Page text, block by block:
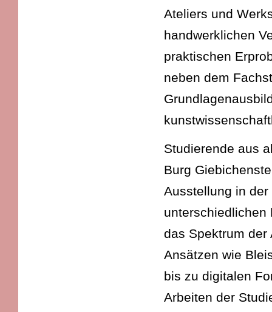
Ateliers und
handwerklichen
praktischen
neben dem
Studierende aus
Burg
Ausstellung in
unterschiedlichen
das Spektrum
Ansätzen wie
bis zu digitalen
Arbeiten der